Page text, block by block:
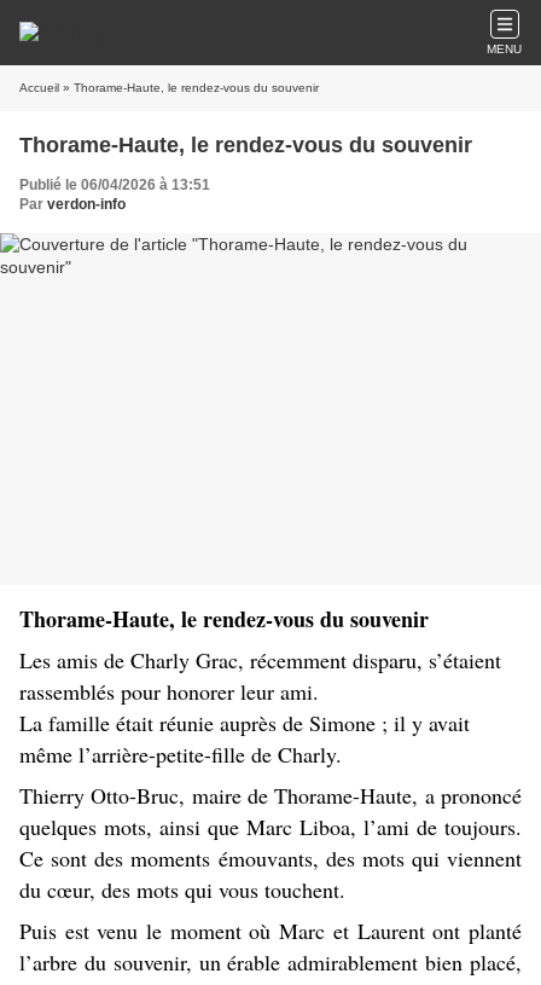
MENU
Accueil » Thorame-Haute, le rendez-vous du souvenir
Thorame-Haute, le rendez-vous du souvenir
Publié le 06/04/2026 à 13:51
Par verdon-info
Thorame-Haute, le rendez-vous du souvenir
Les amis de Charly Grac, récemment disparu, s’étaient
rassemblés pour honorer leur ami.
La famille était réunie auprès de Simone ; il y avait
même l’arrière-petite-fille de Charly.
Thierry Otto-Bruc, maire de Thorame-Haute, a prononcé
quelques mots, ainsi que Marc Liboa, l’ami de toujours.
Ce sont des moments émouvants, des mots qui viennent
du cœur, des mots qui vous touchent.
Puis est venu le moment où Marc et Laurent ont planté
l’arbre du souvenir, un érable admirablement bien placé,